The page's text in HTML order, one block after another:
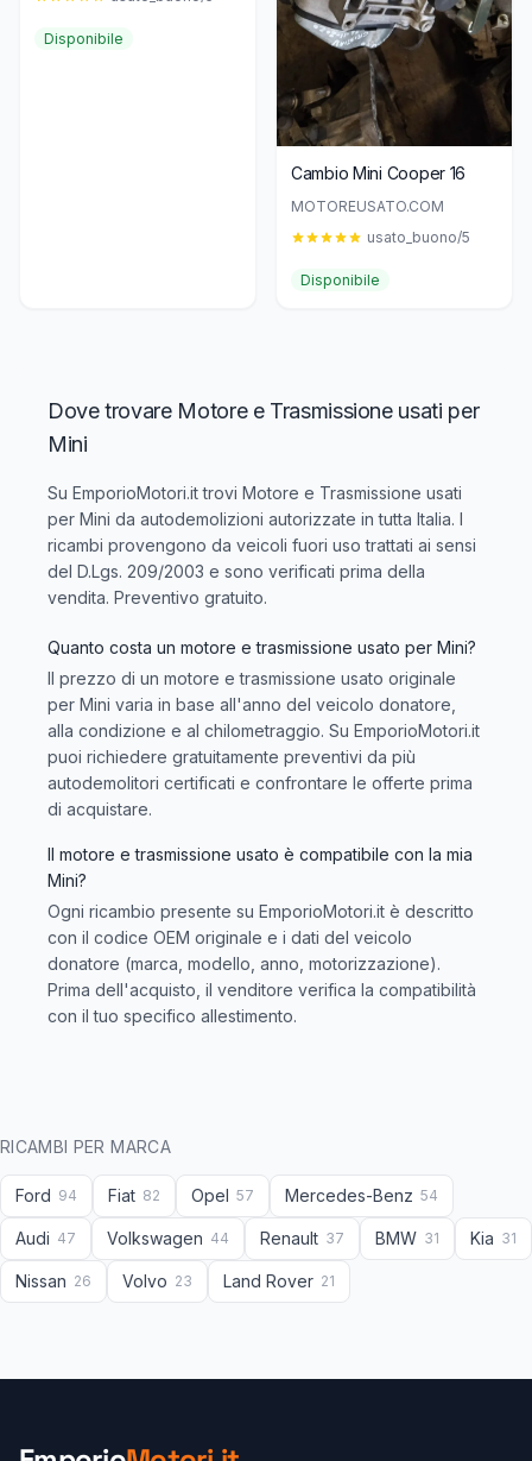
Disponibile
Cambio Mini Cooper 16
MOTOREUSATO.COM
usato_buono/5
Disponibile
Dove trovare Motore e Trasmissione usati per
Mini
Su EmporioMotori.it trovi Motore e Trasmissione usati
per Mini da autodemolizioni autorizzate in tutta Italia. I
ricambi provengono da veicoli fuori uso trattati ai sensi
del D.Lgs. 209/2003 e sono verificati prima della
vendita. Preventivo gratuito.
Quanto costa un motore e trasmissione usato per Mini?
Il prezzo di un motore e trasmissione usato originale
per Mini varia in base all'anno del veicolo donatore,
alla condizione e al chilometraggio. Su EmporioMotori.it
puoi richiedere gratuitamente preventivi da più
autodemolitori certificati e confrontare le offerte prima
di acquistare.
Il motore e trasmissione usato è compatibile con la mia
Mini?
Ogni ricambio presente su EmporioMotori.it è descritto
con il codice OEM originale e i dati del veicolo
donatore (marca, modello, anno, motorizzazione).
Prima dell'acquisto, il venditore verifica la compatibilità
con il tuo specifico allestimento.
RICAMBI PER MARCA
Ford 94 Fiat 82 Opel 57 Mercedes-Benz 54
Audi 47 Volkswagen 44 Renault 37 BMW 31 Kia 31
Nissan 26 Volvo 23 Land Rover 21